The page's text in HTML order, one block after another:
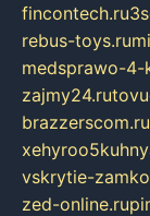
fincontech.ru
rebus-toys.ru
medsprawo-4-
zajmy24.ru
brazzerscom.ru
vskrytie-
zed-online.ru